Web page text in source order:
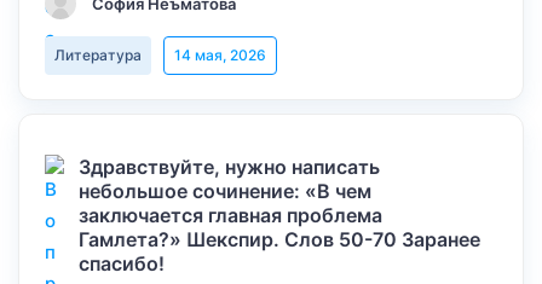
Литература 14 мая, 2026
Здравствуйте, нужно написать
небольшое сочинение: «В чем
заключается главная проблема
Гамлета?» Шекспир. Слов 50-70 Заранее
спасибо!